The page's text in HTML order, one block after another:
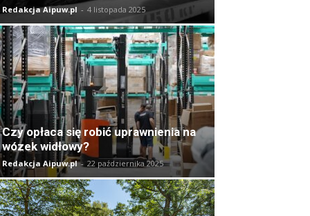
Redakcja Aipuw.pl - 4 listopada 2025
Czy opłaca się robić uprawnienia na
wózek widłowy?
Redakcja Aipuw.pl - 22 października 2025